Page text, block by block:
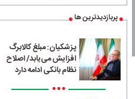
پربازدیدترین ها
پزشکیان: مبلغ کالابرگ
افزایش می‌یابد/ اصلاح
نظام بانکی ادامه دارد
•••